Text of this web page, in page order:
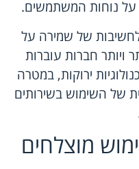
על נוחות המשתמשים.
לחשיבות של שמירה על
ויותר חברות עוברות
ירוקות, במטרה
של השימוש בשירותים
מוצלחים